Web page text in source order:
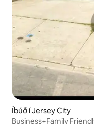
Íbúð í Jersey City
Business+Family